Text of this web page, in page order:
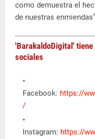
como demuestra el
de nuestras
'BarakaldoDigital'
sociales
Facebook: https://
/
Instagram: https://